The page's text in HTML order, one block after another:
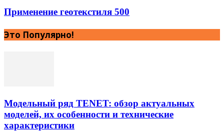
Применение геотекстиля 500
Это Популярно!
Модельный ряд TENET: обзор актуальных
моделей, их особенности и технические
характеристики